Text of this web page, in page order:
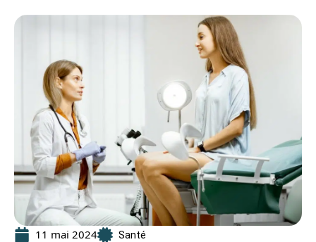
11 mai 2024 Santé